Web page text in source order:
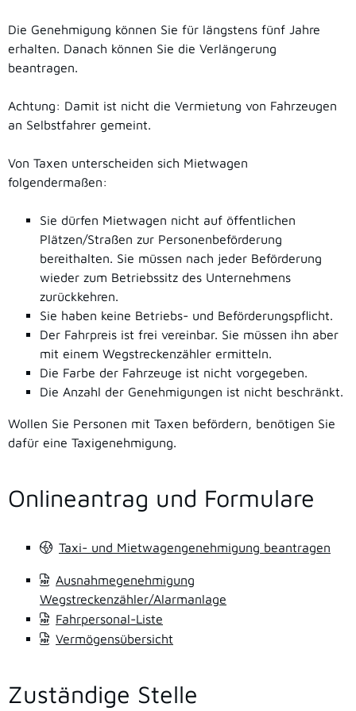
Die Genehmigung können Sie für längstens fünf Jahre
erhalten. Danach können Sie die Verlängerung
beantragen.
Achtung: Damit ist nicht die Vermietung von Fahrzeugen
an Selbstfahrer gemeint.
Von Taxen unterscheiden sich Mietwagen
folgendermaßen:
Sie dürfen Mietwagen nicht auf öffentlichen
Plätzen/Straßen zur Personenbeförderung
bereithalten. Sie müssen nach jeder Beförderung
wieder zum Betriebssitz des Unternehmens
zurückkehren.
Sie haben keine Betriebs- und Beförderungspflicht.
Der Fahrpreis ist frei vereinbar. Sie müssen ihn aber
mit einem Wegstreckenzähler ermitteln.
Die Farbe der Fahrzeuge ist nicht vorgegeben.
Die Anzahl der Genehmigungen ist nicht beschränkt.
Wollen Sie Personen mit Taxen befördern, benötigen Sie
dafür eine Taxigenehmigung.
Onlineantrag und Formulare
Taxi- und Mietwagengenehmigung beantragen
Ausnahmegenehmigung
Wegstreckenzähler/Alarmanlage
Fahrpersonal-Liste
Vermögensübersicht
Zuständige Stelle